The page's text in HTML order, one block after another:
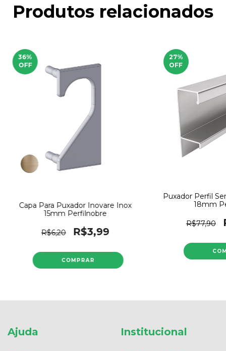
Produtos relacionados
36%
OFF
Capa Para Puxador Inovare Inox
15mm Perfilnobre
R$6,20 R$3,99
27%
OFF
Puxador Perfil
18mm
R$77,90
Ajuda Institucional